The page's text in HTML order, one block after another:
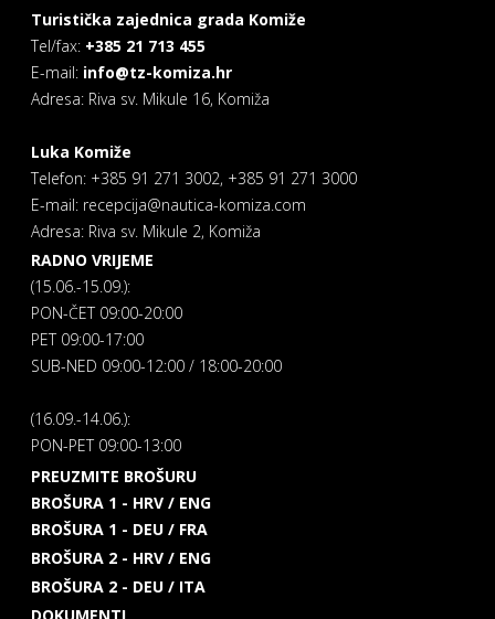
Turistička zajednica grada Komiže
Tel/fax: +385 21 713 455
E-mail: info@tz-komiza.hr
Adresa: Riva sv. Mikule 16, Komiža
Luka Komiže
Telefon: +385 91 271 3002, +385 91 271 3000
E-mail: recepcija@nautica-komiza.com
Adresa: Riva sv. Mikule 2, Komiža
RADNO VRIJEME
(15.06.-15.09.):
PON-ČET 09:00-20:00
PET 09:00-17:00
SUB-NED 09:00-12:00 / 18:00-20:00
(16.09.-14.06.):
PON-PET 09:00-13:00
PREUZMITE BROŠURU
BROŠURA 1 - HRV / ENG
BROŠURA 1 - DEU / FRA
BROŠURA 2 - HRV / ENG
BROŠURA 2 - DEU / ITA